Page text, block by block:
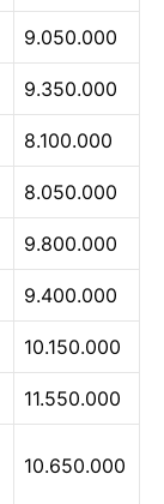
9.050.000
9.350.000
8.100.000
8.050.000
9.800.000
9.400.000
10.150.000
11.550.000
10.650.000